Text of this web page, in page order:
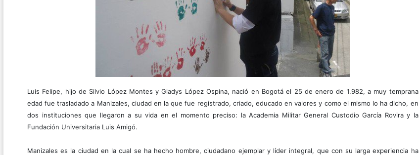
Luis Felipe, hijo de Silvio López Montes y Gladys López Ospina, nació en Bogotá el 25 de enero de 1.982, a muy temprana
edad fue trasladado a Manizales, ciudad en la que fue registrado, criado, educado en valores y como el mismo lo ha dicho, en
dos instituciones que llegaron a su vida en el momento preciso: la Academia Militar General Custodio García Rovira y la
Fundación Universitaria Luis Amigó.
Manizales es la ciudad en la cual se ha hecho hombre, ciudadano ejemplar y líder integral, que con su larga experiencia ha